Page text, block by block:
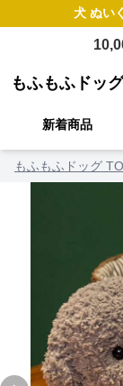
犬 ぬい
もふもふドッグ
新着商品
もふもふドッグ